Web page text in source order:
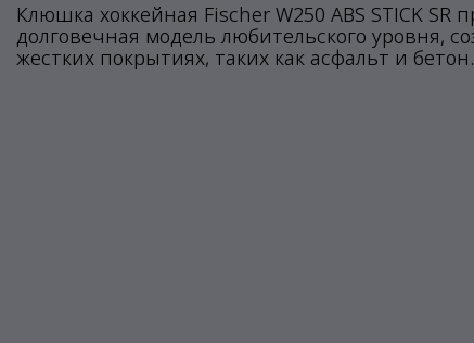
Клюшка хоккейная Fischer W250 ABS STICK
долговечная модель любительского уровня,
жестких покрытиях, таких как асфальт и бетон.